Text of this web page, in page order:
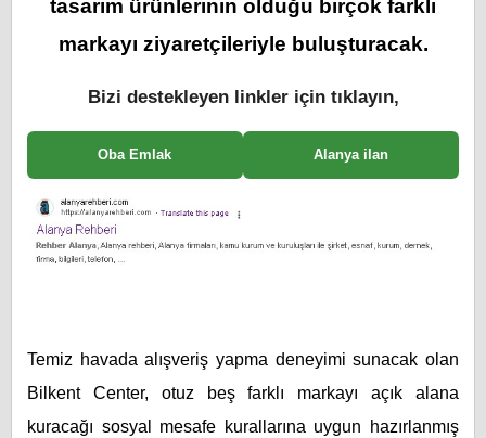
tasarım ürünlerinin olduğu birçok farklı
markayı ziyaretçileriyle buluşturacak.
Bizi destekleyen linkler için tıklayın,
Oba Emlak Alanya ilan
Temiz havada alışveriş yapma deneyimi sunacak olan
Bilkent Center, otuz beş farklı markayı açık alana
kuracağı sosyal mesafe kurallarına uygun hazırlanmış